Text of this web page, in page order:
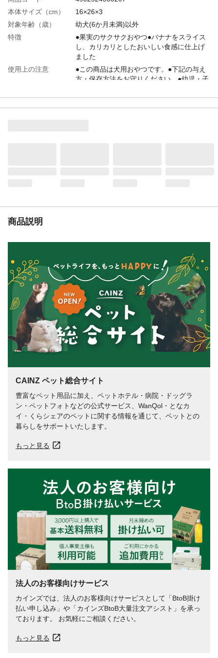
本体サイズ（cm）
16×26×3
対象年齢（歳）
幼犬(6か月未満)以外
特徴
●果実のサクサクおやつ●バナナをスライス
し、カリカリとしたおいしい食感に仕上げ
ました
使用上の注意
●この商品は犬用おやつです。●下記の与え
方・保存方法をお守りください。●幼児・子
い。
栄養成分表示
代謝エネルギー
商品説明
CAINZ ペット総合サイト
豊富なペット用品に加え、ペットホテル・病院・ドッグラ
ン・ペットフォトなどの公式サービス、WanQol・となカ
イ・くらシェアのペットに関する情報を通じて、ペットとの
暮らしをサポートいたします。
もっと見る
法人のお客様向けサービス
カインズでは、法人のお客様向けサービスとして「BtoB掛け
払い申し込み」や「カインズBtoB大量注文アシスト」を承っ
ております。 お気軽にご相談ください。
もっと見る